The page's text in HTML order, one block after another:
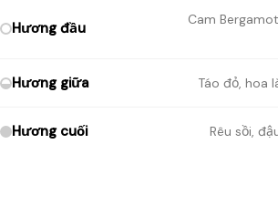
Hương đầu
Cam
Hương giữa Táo đỏ, hoa
Hương cuối Rêu sồi,